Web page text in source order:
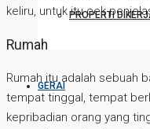
PROPERTI
GERAI
keliru, untuk itu cek
Rumah
Rumah itu adalah sebuah
tempat tinggal, tempat
kepribadian orang yang